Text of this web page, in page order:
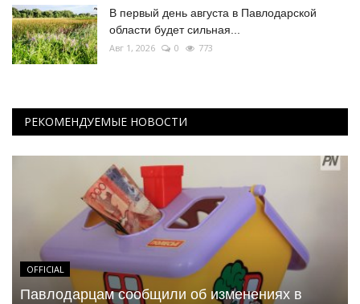
В первый день августа в Павлодарской
области будет сильная...
Авг 1, 2026 0 773
РЕКОМЕНДУЕМЫЕ НОВОСТИ
OFFICIAL
Павлодарцам сообщили об изменениях в